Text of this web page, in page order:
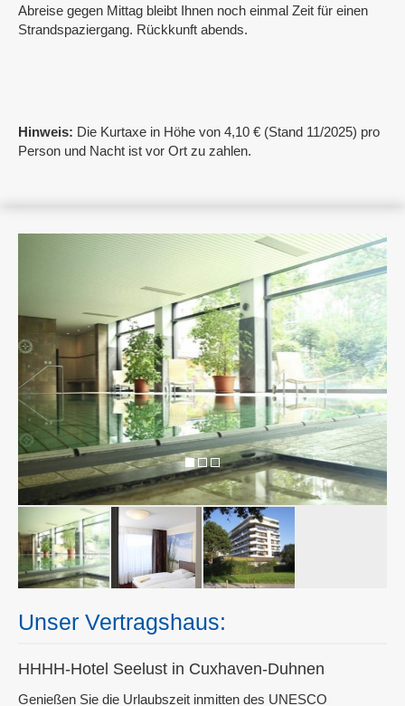
Abreise gegen Mittag bleibt Ihnen noch einmal Zeit für einen
Strandspaziergang. Rückkunft abends.
Hinweis: Die Kurtaxe in Höhe von 4,10 € (Stand 11/2025) pro
Person und Nacht ist vor Ort zu zahlen.
Unser Vertragshaus:
HHHH-Hotel Seelust in Cuxhaven-Duhnen
Genießen Sie die Urlaubszeit inmitten des UNESCO